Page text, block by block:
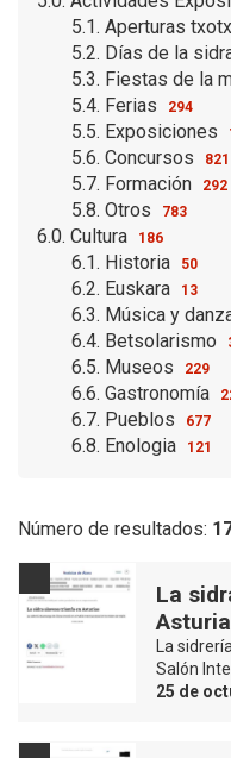
5.1. Aperturas txotx
5.2. Días de la
5.3. Fiestas de la
5.4. Ferias 294
5.5. Exposiciones
5.6. Concursos 821
5.7. Formación 292
5.8. Otros 783
6.0. Cultura 186
6.1. Historia 50
6.2. Euskara 13
6.3. Música y
6.4. Betsolarismo
6.5. Museos 229
6.6. Gastronomía
6.7. Pueblos 677
6.8. Enologia 121
Número de resultados:
La
La
Salón
25 de